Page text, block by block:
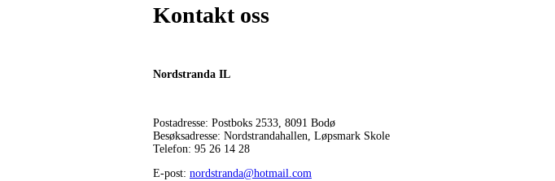
Kontakt oss
Nordstranda IL
Postadresse: Postboks 2533, 8091 Bodø
Besøksadresse: Nordstrandahallen, Løpsmark Skole
Telefon: 95 26 14 28
E-post: nordstranda@hotmail.com